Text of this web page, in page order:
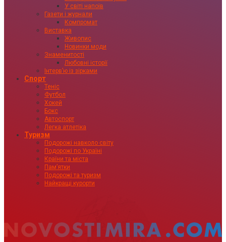
У світі напоїв
Газети і журнали
Компромат
Виставка
Живопис
Новинки моди
Знаменитості
Любовні історії
Інтервʼю із зірками
Спорт
Теніс
Футбол
Хокей
Бокс
Автоспорт
Легка атлетіка
Туризм
Подорожі навколо світу
Подорожі по Україні
Країни та міста
Пам’ятки
Подорожі та туризм
Найкращі курорти